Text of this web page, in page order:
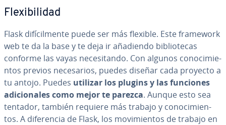
Fle­xi­bi­li­dad
Flask di­fí­ci­l­me­n­te puede ser más flexible. Este framework
web te da la base y te deja ir añadiendo bi­blio­te­cas
conforme las vayas ne­ce­si­ta­n­do. Con algunos co­no­ci­mie­
n­tos previos ne­ce­sa­rios, puedes diseñar cada proyecto a
tu antojo. Puedes utilizar los plugins y las funciones
adi­cio­na­les como mejor te parezca. Aunque esto sea
tentador, también requiere más trabajo y co­no­ci­mie­n­
tos. A di­fe­re­n­cia de Flask, los mo­vi­mie­n­tos de trabajo en